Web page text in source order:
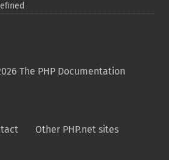
The PHP Documentation
Other PHP.net sites